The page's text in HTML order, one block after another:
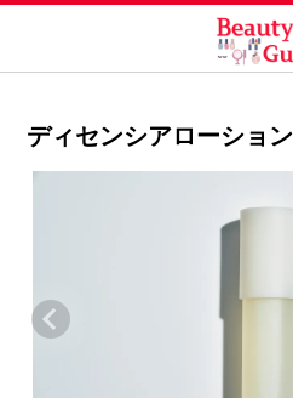
ディセンシアローション